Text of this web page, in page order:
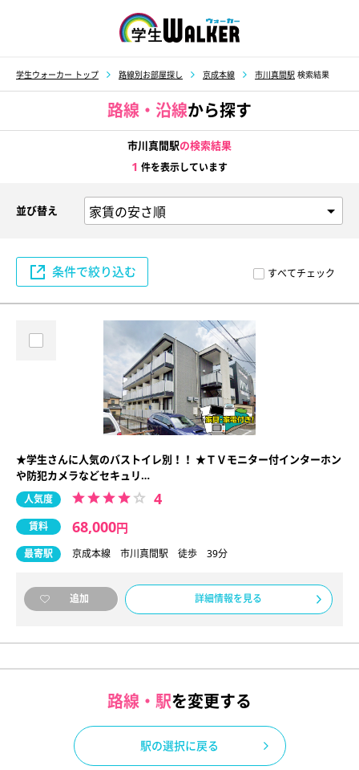
学生ウォーカー トップ 路線別お部屋探し 京成本線 市川真間駅 検索結果
路線・沿線から探す
市川真間駅の検索結果
1 件を表示しています
すべてチェック
並び替え
条件で絞り込む
★学生さんに人気のバストイレ別！！ ★ＴＶモニター付インターホン
や防犯カメラなどセキュリ…
人気度 4
賃料 68,000円
最寄駅 京成本線 市川真間駅 徒歩 39分
追加 詳細情報を見る
路線・駅を変更する
駅の選択に戻る